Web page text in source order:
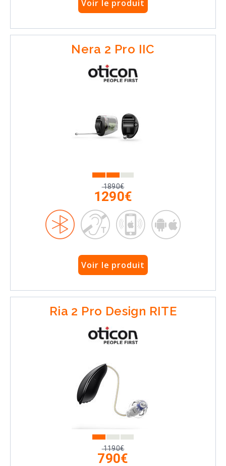
Voir le produit
Nera 2 Pro IIC
1890€
1290€
Voir le produit
Ria 2 Pro Design RITE
1190€
790€